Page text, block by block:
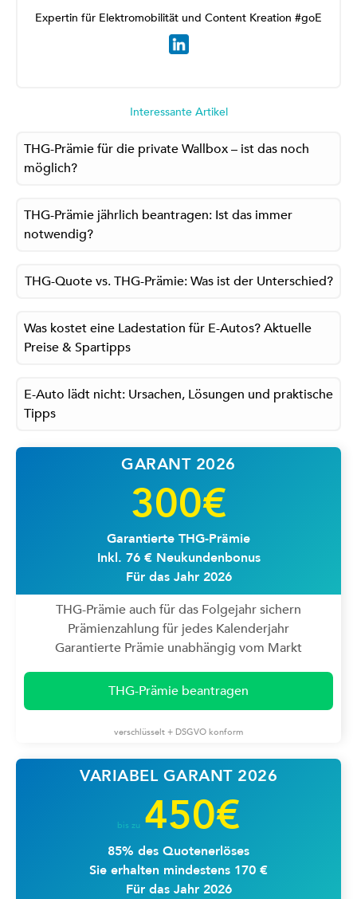
Expertin für Elektromobilität und Content Kreation #goE
Interessante Artikel
THG-Prämie für die private Wallbox – ist das noch
möglich?
THG-Prämie jährlich beantragen: Ist das immer
notwendig?
THG-Quote vs. THG-Prämie: Was ist der Unterschied?
Was kostet eine Ladestation für E-Autos? Aktuelle
Preise & Spartipps
E-Auto lädt nicht: Ursachen, Lösungen und praktische
Tipps
GARANT 2026
300€
Garantierte THG-Prämie
Inkl. 76 € Neukundenbonus
Für das Jahr 2026
THG-Prämie auch für das Folgejahr sichern
Prämienzahlung für jedes Kalenderjahr
Garantierte Prämie unabhängig vom Markt
THG-Prämie beantragen
verschlüsselt + DSGVO konform
VARIABEL GARANT 2026
bis zu450€
85% des Quotenerlöses
Sie erhalten mindestens 170 €
Für das Jahr 2026